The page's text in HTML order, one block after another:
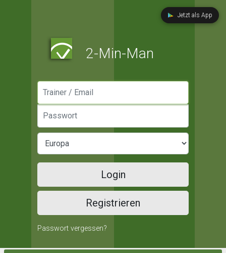
Jetzt als App
2-Min-Man
Login
Registrieren
Passwort vergessen?